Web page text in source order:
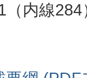
（内線284